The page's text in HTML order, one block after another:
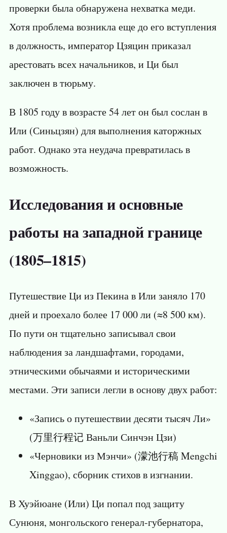
проверки была обнаружена нехватка меди.
Хотя проблема возникла еще до его вступления
в должность, император Цзяцин приказал
арестовать всех начальников, и Ци был
заключен в тюрьму.
В 1805 году в возрасте 54 лет он был сослан в
Или (Синьцзян) для выполнения каторжных
работ. Однако эта неудача превратилась в
возможность.
Исследования и основные
работы на западной границе
(1805–1815)
Путешествие Ци из Пекина в Или заняло 170
дней и проехало более 17 000 ли (≈8 500 км).
По пути он тщательно записывал свои
наблюдения за ландшафтами, городами,
этническими обычаями и историческими
местами. Эти записи легли в основу двух работ:
«Запись о путешествии десяти тысяч Ли»
(万里行程记 Ваньли Синчэн Цзи)
«Черновики из Мэнчи» (濛池行稿 Mengchi
Xinggao), сборник стихов в изгнании.
В Хуэйюане (Или) Ци попал под защиту
Сунюня, монгольского генерал-губернатора,